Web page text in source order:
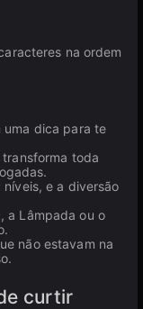
na ordem
uma dica para te
toda
e a diversão
a Lâmpada ou o
não estavam na
curtir